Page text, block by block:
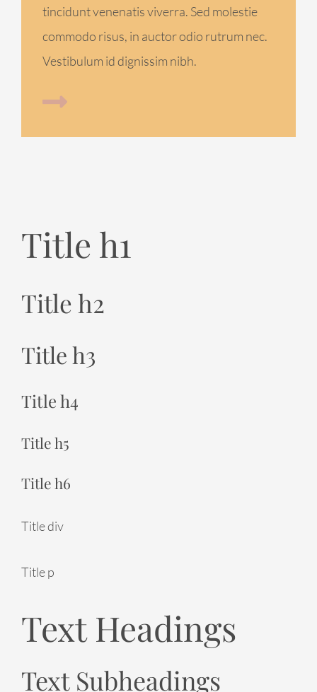
tincidunt venenatis viverra. Sed molestie
commodo risus, in auctor odio rutrum nec.
Vestibulum id dignissim nibh.
Title h1
Title h2
Title h3
Title h4
Title h5
Title h6
Title div
Title p
Text Headings
Text Subheadings